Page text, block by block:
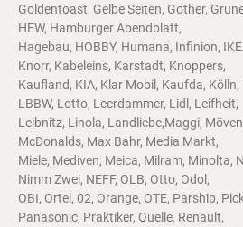
Goldentoast, Gelbe Seiten, Gother,
HEW, Hamburger Abendblatt,
Hagebau, HOBBY, Humana, Infinion,
Knorr, Kabeleins, Karstadt, Knoppers,
Kaufland, KIA, Klar Mobil, Kaufda,
LBBW, Lotto, Leerdammer, Lidl, Leifheit,
Leibnitz, Linola, Landliebe,Maggi,
McDonalds, Max Bahr, Media Markt,
Miele, Mediven, Meica, Milram, Minolta,
Nimm Zwei, NEFF, OLB, Otto, Odol,
OBI, Ortel, 02, Orange, OTE, Parship,
Panasonic, Praktiker, Quelle, Renault,